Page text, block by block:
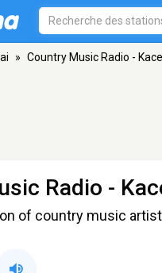
» Country Music Radio -
Radio -
of country music